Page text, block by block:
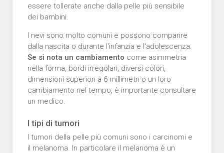
essere tollerate anche dalla pelle più sensibile
dei bambini.
I nevi sono molto comuni e possono comparire
dalla nascita o durante l'infanzia e l'adolescenza.
Se si nota un cambiamento come asimmetria
nella forma, bordi irregolari, diversi colori,
dimensioni superiori a 6 millimetri o un loro
cambiamento nel tempo, è importante consultare
un medico.
I tipi di tumori
I tumori della pelle più comuni sono i carcinomi e
il melanoma. In particolare il melanoma è un